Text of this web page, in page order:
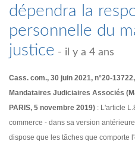
dépendra la
personnelle du
justice - il y a 4 ans
Cass. com., 30 juin 2021, n°20-
Mandataires Judiciaires Associés
PARIS, 5 novembre 2019) : L'article
commerce - dans sa version
dispose que les tâches que comporte